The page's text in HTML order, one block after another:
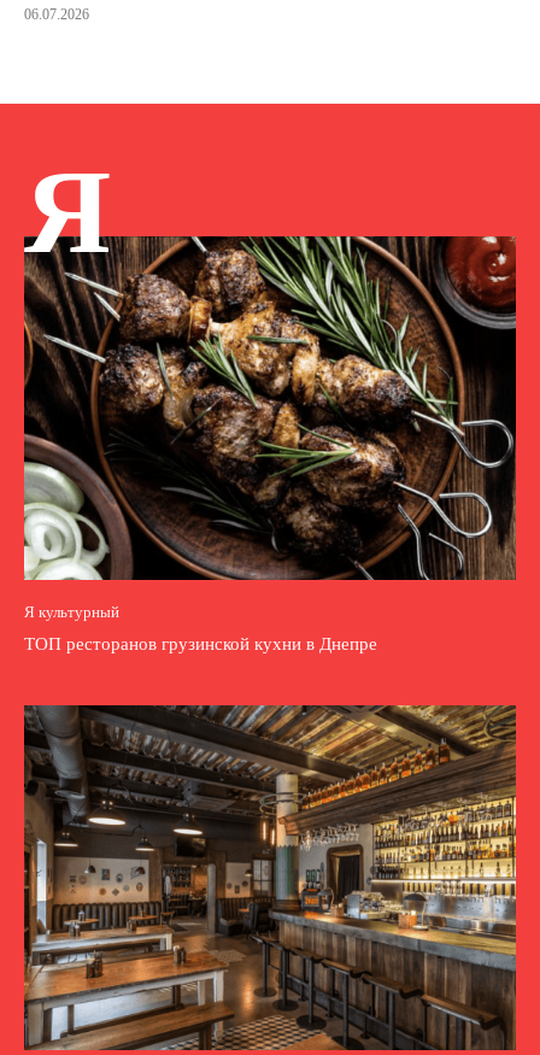
06.07.2026
Я
Я культурный
ТОП ресторанов грузинской кухни в Днепре